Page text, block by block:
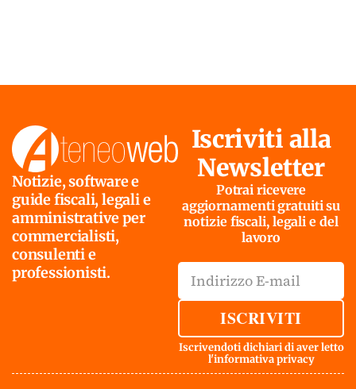
Notizie, software e
guide fiscali, legali e
amministrative per
commercialisti,
consulenti e
professionisti.
Iscriviti alla
Newsletter
Potrai ricevere
aggiornamenti gratuiti su
notizie fiscali, legali e del
lavoro
ISCRIVITI
Iscrivendoti dichiari di aver letto
l'informativa privacy